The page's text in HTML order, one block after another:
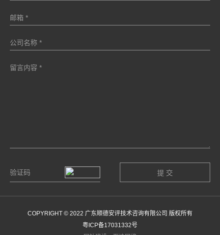
COPYRIGHT © 2022 广东顺德安评技术咨询有限公司 版权所有
粤ICP备17031332号